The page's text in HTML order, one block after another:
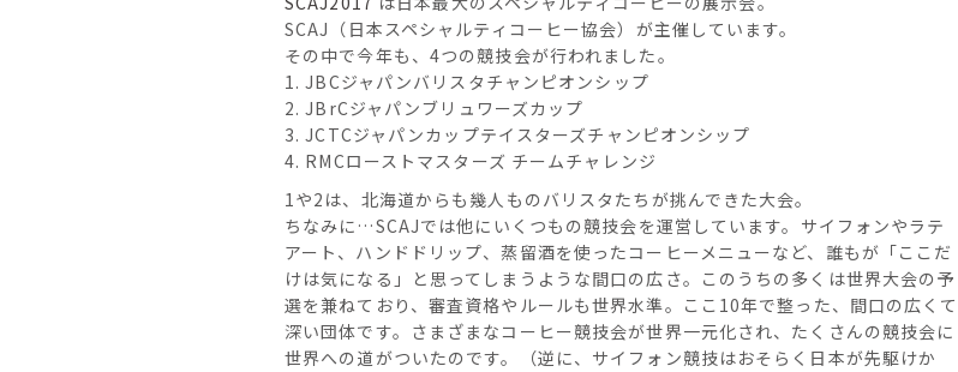
SCAJ（日本スペシャルティコーヒー協会）が主催しています。
その中で今年も、4つの競技会が行われました。
1. JBCジャパンバリスタチャンピオンシップ
2. JBrCジャパンブリュワーズカップ
3. JCTCジャパンカップテイスターズチャンピオンシップ
4. RMCローストマスターズ チームチャレンジ
1や2は、北海道からも幾人ものバリスタたちが挑んできた大会。
ちなみに…SCAJでは他にいくつもの競技会を運営しています。サイフォンやラテ
アート、ハンドドリップ、蒸留酒を使ったコーヒーメニューなど、誰もが「ここだ
けは気になる」と思ってしまうような間口の広さ。このうちの多くは世界大会の予
選を兼ねており、審査資格やルールも世界水準。ここ10年で整った、間口の広くて
深い団体です。さまざまなコーヒー競技会が世界一元化され、たくさんの競技会に
世界への道がついたのです。（逆に、サイフォン競技はおそらく日本が先駆けか